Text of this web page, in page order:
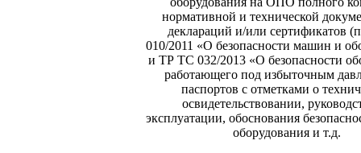
нормативной и технической
деклараций и/или сертификатов
010/2011 «О безопасности машин и
и ТР ТС 032/2013 «О безопасности
работающего под избыточным
паспортов с отметками о
освидетельствовании,
эксплуатации, обоснования
оборудования и т.д.